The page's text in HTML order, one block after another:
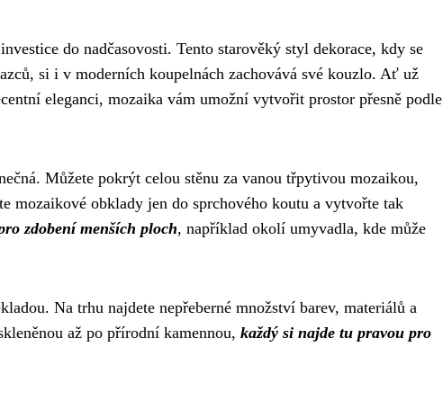
do nadčasovosti. Tento starověký styl dekorace, kdy se
si i v moderních koupelnách zachovává své kouzlo. Ať už
eleganci, mozaika vám umožní vytvořit prostor přesně podle
Můžete pokrýt celou stěnu za vanou třpytivou mozaikou,
mozaikové obklady jen do sprchového koutu a vytvořte tak
zdobení menších ploch, například okolí umyvadla, kde může
Na trhu najdete nepřeberné množství barev, materiálů a
až po přírodní kamennou, každý si najde tu pravou pro